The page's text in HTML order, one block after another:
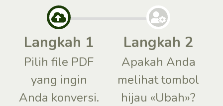
Langkah 1
Pilih file PDF
yang ingin
Anda konversi.
Langkah 2
Apakah Anda
melihat tombol
hijau «Ubah»?